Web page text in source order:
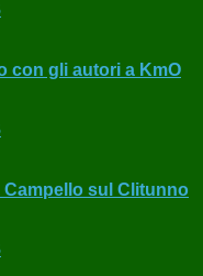
con gli autori a KmO
Campello sul Clitunno